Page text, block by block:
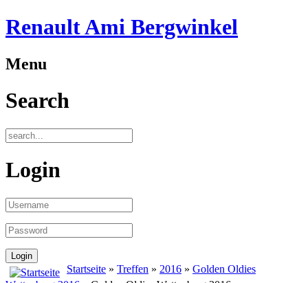
Renault Ami Bergwinkel
Menu
Search
Login
Startseite » Treffen » 2016 » Golden Oldies